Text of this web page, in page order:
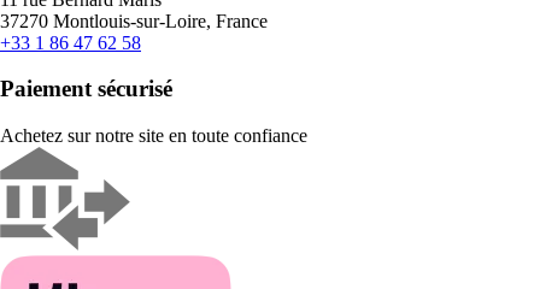
37270 Montlouis-sur-Loire, France
+33 1 86 47 62 58
Paiement sécurisé
Achetez sur notre site en toute confiance